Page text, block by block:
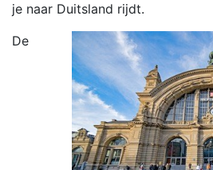
je naar Duitsland rijdt.
De